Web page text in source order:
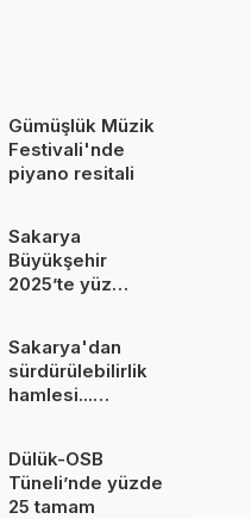
Gümüşlük Müzik
Festivali'nde
piyano resitali
Sakarya
Büyükşehir
2025’te yüz
çağrı cevaplandı
Sakarya'dan
sürdürülebilirlik
hamlesi...
üretiyor
Dülük-OSB
Tüneli’nde yüzde
25 tamam